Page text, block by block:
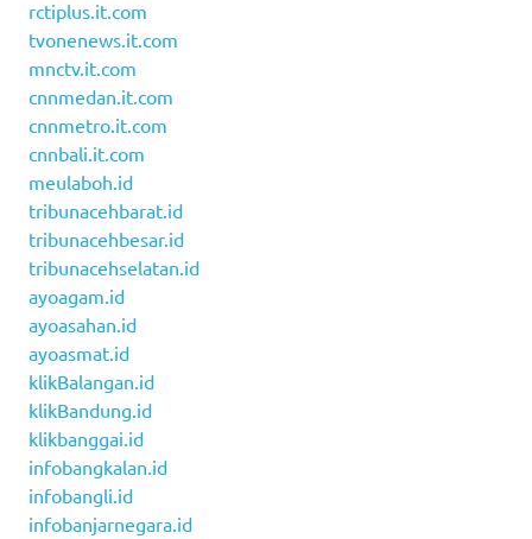
rctiplus.it.com
tvonenews.it.com
mnctv.it.com
cnnmedan.it.com
cnnmetro.it.com
cnnbali.it.com
meulaboh.id
tribunacehbarat.id
tribunacehbesar.id
tribunacehselatan.id
ayoagam.id
ayoasahan.id
ayoasmat.id
klikBalangan.id
klikBandung.id
klikbanggai.id
infobangkalan.id
infobangli.id
infobanjarnegara.id